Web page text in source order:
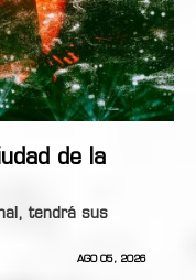
de la
tendrá sus
AGO 05, 2026